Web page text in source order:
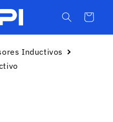
Carrito
Inductivos